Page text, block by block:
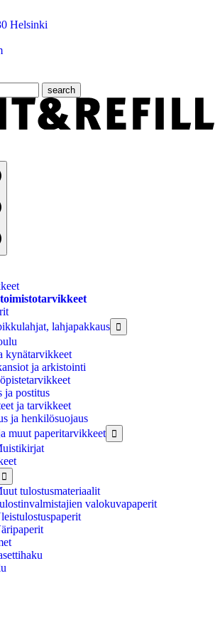
Helsinki
search
lahjapakkaus

kynätarvikkeet
ja arkistointi
ja postitus
ja tarvikkeet
ja henkilösuojaus
muut paperitarvikkeet


tulostusmateriaalit
valokuvapaperit